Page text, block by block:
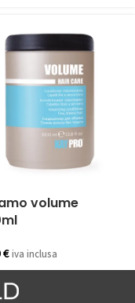
volume
€iva inclusa